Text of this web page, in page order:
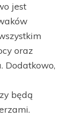
jest
oraz
Dodatkowo,
będą